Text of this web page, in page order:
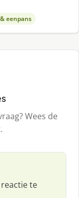
eenpans
Wees de
te